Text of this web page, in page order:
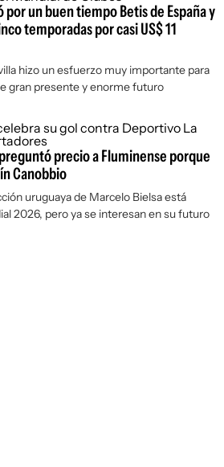
por un buen tiempo Betis de España y
temporadas por casi US$ 11
hizo un esfuerzo muy importante para
gran presente y enorme futuro
precio a Fluminense porque
Canobbio
uruguaya de Marcelo Bielsa está
2026, pero ya se interesan en su futuro